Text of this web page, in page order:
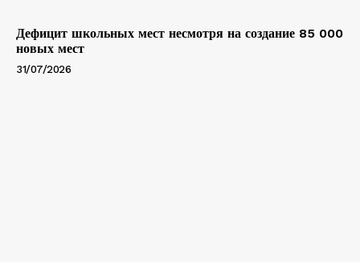
Дефицит школьных мест несмотря на создание 85 000
новых мест
31/07/2026